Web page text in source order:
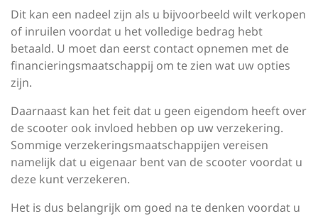
Dit kan een nadeel zijn als u bijvoorbeeld wilt verkopen
of inruilen voordat u het volledige bedrag hebt
betaald. U moet dan eerst contact opnemen met de
financieringsmaatschappij om te zien wat uw opties
zijn.
Daarnaast kan het feit dat u geen eigendom heeft over
de scooter ook invloed hebben op uw verzekering.
Sommige verzekeringsmaatschappijen vereisen
namelijk dat u eigenaar bent van de scooter voordat u
deze kunt verzekeren.
Het is dus belangrijk om goed na te denken voordat u